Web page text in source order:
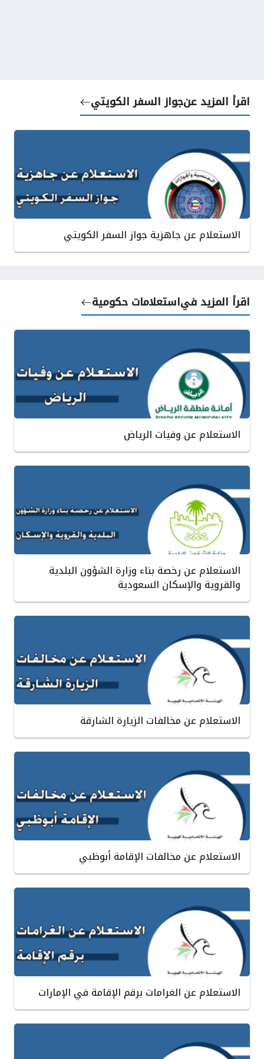
اقرأ المزيد عنجواز السفر الكويتي
الاستعلام عن جاهزية جواز السفر الكويتي
اقرأ المزيد فياستعلامات حكومية
الاستعلام عن وفيات الرياض
الاستعلام عن رخصة بناء وزارة الشؤون البلدية
والقروية والإسكان السعودية
الاستعلام عن مخالفات الزيارة الشارقة
الاستعلام عن مخالفات الإقامة أبوظبي
الاستعلام عن الغرامات برقم الإقامة في الإمارات